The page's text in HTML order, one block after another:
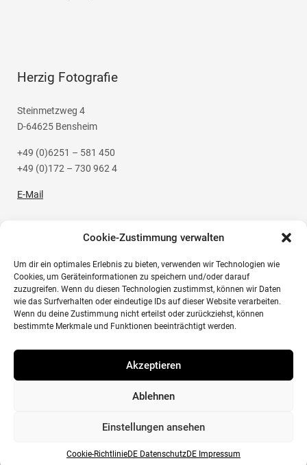
Cookie-Zustimmung verwalten
Um dir ein optimales Erlebnis zu bieten, verwenden wir Technologien wie
Cookies, um Geräteinformationen zu speichern und/oder darauf
zuzugreifen. Wenn du diesen Technologien zustimmst, können wir Daten
wie das Surfverhalten oder eindeutige IDs auf dieser Website verarbeiten.
Wenn du deine Zustimmung nicht erteilst oder zurückziehst, können
bestimmte Merkmale und Funktionen beeinträchtigt werden.
Akzeptieren
Ablehnen
Einstellungen ansehen
Cookie-RichtlinieDE DatenschutzDE Impressum
Herzig Fotografie
Steinmetzweg 4
D-64625 Bensheim
+49 (0)6251 – 581 450
+49 (0)172 – 730 962 4
E-Mail
Social Media
Instagram